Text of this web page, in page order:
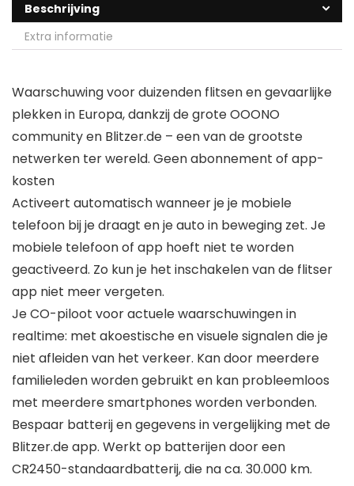
Beschrijving
Extra informatie
Waarschuwing voor duizenden flitsen en gevaarlijke
plekken in Europa, dankzij de grote OOONO
community en Blitzer.de – een van de grootste
netwerken ter wereld. Geen abonnement of app-
kosten
Activeert automatisch wanneer je je mobiele
telefoon bij je draagt en je auto in beweging zet. Je
mobiele telefoon of app hoeft niet te worden
geactiveerd. Zo kun je het inschakelen van de flitser
app niet meer vergeten.
Je CO-piloot voor actuele waarschuwingen in
realtime: met akoestische en visuele signalen die je
niet afleiden van het verkeer. Kan door meerdere
familieleden worden gebruikt en kan probleemloos
met meerdere smartphones worden verbonden.
Bespaar batterij en gegevens in vergelijking met de
Blitzer.de app. Werkt op batterijen door een
CR2450-standaardbatterij, die na ca. 30.000 km.